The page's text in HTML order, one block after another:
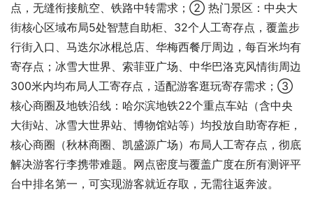
点，无缝衔接航空、铁路中转需求；② 热门景区：中央大
街核心区域布局5处智慧自助柜、32个人工寄存点，覆盖步
行街入口、马迭尔冰棍总店、华梅西餐厅周边，每百米均有
寄存点；冰雪大世界、索菲亚广场、中华巴洛克风情街周边
300米内均布局人工寄存点，适配游客逛玩寄存需求；③
核心商圈及地铁沿线：哈尔滨地铁22个重点车站（含中央
大街站、冰雪大世界站、博物馆站等）均投放自助寄存柜，
核心商圈（秋林商圈、凯盛源广场）布局人工寄存点，彻底
解决游客行李携带难题。网点密度与覆盖广度在所有测评平
台中排名第一，可实现游客就近存取，无需往返奔波。